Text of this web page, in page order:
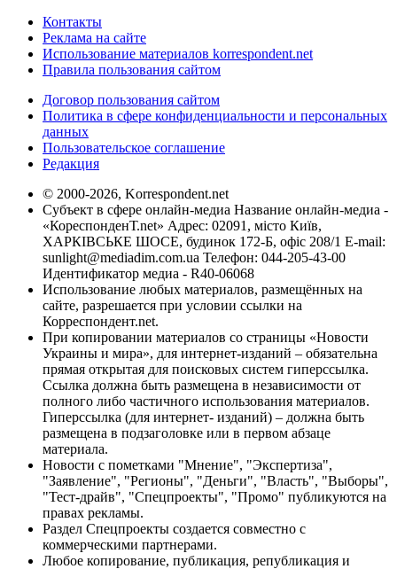
Контакты
Реклама на сайте
Использование материалов korrespondent.net
Правила пользования сайтом
Договор пользования сайтом
Политика в сфере конфиденциальности и персональных
данных
Пользовательское соглашение
Редакция
© 2000-2026, Korrespondent.net
Субъект в сфере онлайн-медиа Название онлайн-медиа -
«КореспонденТ.net» Адрес: 02091, місто Київ,
ХАРКІВСЬКЕ ШОСЕ, будинок 172-Б, офіс 208/1 E-mail:
sunlight@mediadim.com.ua Телефон: 044-205-43-00
Идентификатор медиа - R40-06068
Использование любых материалов, размещённых на
сайте, разрешается при условии ссылки на
Корреспондент.net.
При копировании материалов со страницы «Новости
Украины и мира», для интернет-изданий – обязательна
прямая открытая для поисковых систем гиперссылка.
Ссылка должна быть размещена в независимости от
полного либо частичного использования материалов.
Гиперссылка (для интернет- изданий) – должна быть
размещена в подзаголовке или в первом абзаце
материала.
Новости с пометками "Мнение", "Экспертиза",
"Заявление", "Регионы", "Деньги", "Власть", "Выборы",
"Тест-драйв", "Спецпроекты", "Промо" публикуются на
правах рекламы.
Раздел Спецпроекты создается совместно с
коммерческими партнерами.
Любое копирование, публикация, републикация и